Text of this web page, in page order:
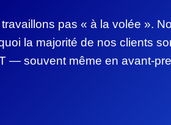
pas « à la volée ».
la majorité de nos clients
— souvent même en avant-